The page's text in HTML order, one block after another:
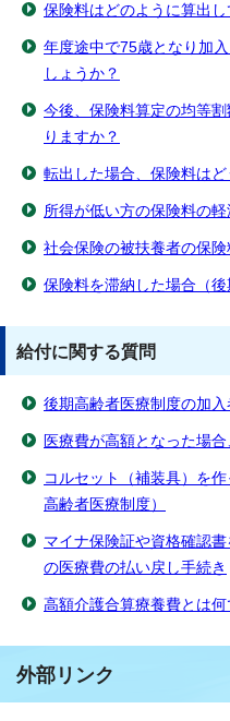
保険料はどのように算出し
年度途中で75歳となり加
しょうか？
今後、保険料算定の均等
りますか？
転出した場合、保険料はど
所得が低い方の保険料の
社会保険の被扶養者の保険
保険料を滞納した場合（後
給付に関する質問
後期高齢者医療制度の加
医療費が高額となった場
コルセット（補装具）を
高齢者医療制度）
マイナ保険証や資格確認
の医療費の払い戻し手続き
高額介護合算療養費とは何
外部リンク